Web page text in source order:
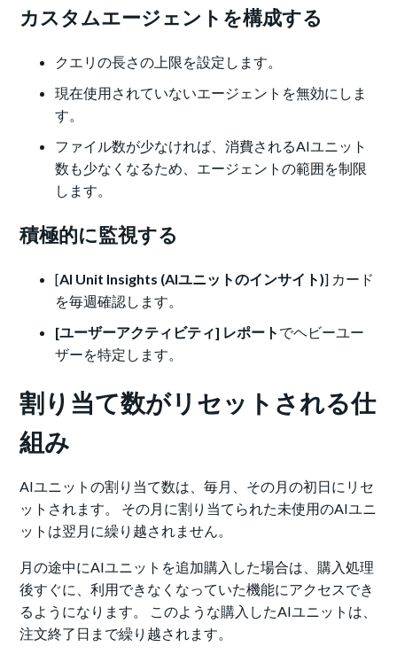
カスタムエージェントを構成する
クエリの長さの上限を設定します。
現在使用されていないエージェントを無効にしま
す。
ファイル数が少なければ、消費されるAIユニット
数も少なくなるため、エージェントの範囲を制限
します。
積極的に監視する
[AI Unit Insights (AIユニットのインサイト)] カード
を毎週確認します。
[ユーザーアクティビティ] レポート でヘビーユー
ザーを特定します。
割り当て数がリセットされる仕
組み
AIユニットの割り当て数は、毎月、その月の初日にリセ
ットされます。 その月に割り当てられた未使用のAIユニ
ットは翌月に繰り越されません。
月の途中にAIユニットを追加購入した場合は、購入処理
後すぐに、利用できなくなっていた機能にアクセスでき
るようになります。 このような購入したAIユニットは、
注文終了日まで繰り越されます。